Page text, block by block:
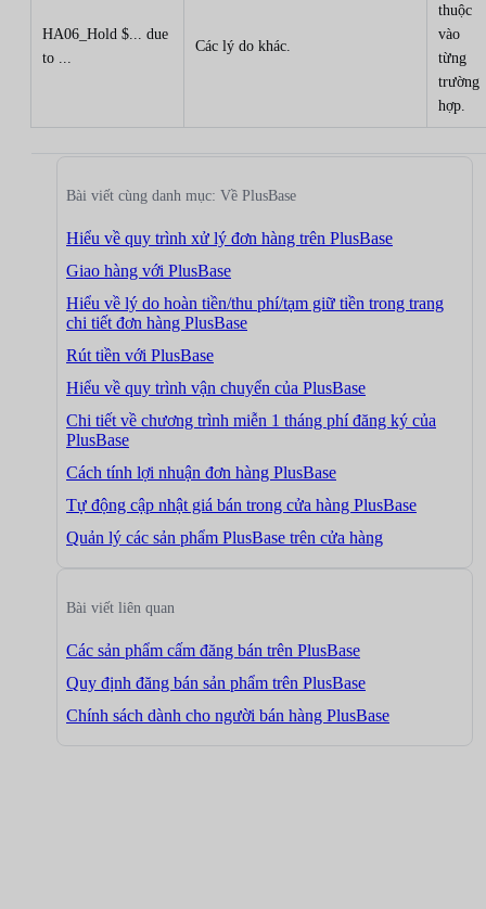
HA06_Hold $... due
to ...
Các lý do khác.
thuộc
vào
từng
trường
hợp.
Bài viết cùng danh mục: Về PlusBase
Hiểu về quy trình xử lý đơn hàng trên PlusBase
Giao hàng với PlusBase
Hiểu về lý do hoàn tiền/thu phí/tạm giữ tiền trong trang
chi tiết đơn hàng PlusBase
Rút tiền với PlusBase
Hiểu về quy trình vận chuyển của PlusBase
Chi tiết về chương trình miễn 1 tháng phí đăng ký của
PlusBase
Cách tính lợi nhuận đơn hàng PlusBase
Tự động cập nhật giá bán trong cửa hàng PlusBase
Quản lý các sản phẩm PlusBase trên cửa hàng
Bài viết liên quan
Các sản phẩm cấm đăng bán trên PlusBase
Quy định đăng bán sản phẩm trên PlusBase
Chính sách dành cho người bán hàng PlusBase